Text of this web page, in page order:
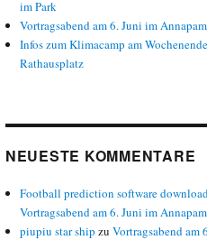
im Park
Vortragsabend am 6. Juni im Annapam
Infos zum Klimacamp am
Rathausplatz
NEUESTE KOMMENTARE
Football prediction software
Vortragsabend am 6. Juni im Annapam
piupiu star ship zuVortragsabend am